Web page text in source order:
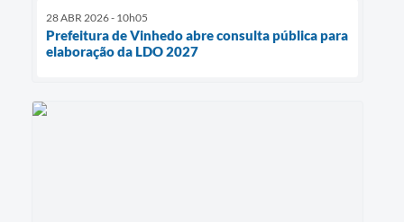
28 ABR 2026 - 10h05
Prefeitura de Vinhedo abre consulta pública para
elaboração da LDO 2027